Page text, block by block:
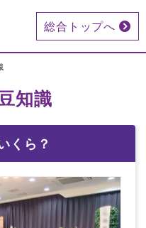
総合トップへ
知識
くら？